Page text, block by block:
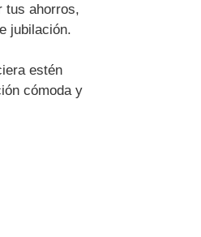
tus ahorros,
jubilación.
estén
cómoda y